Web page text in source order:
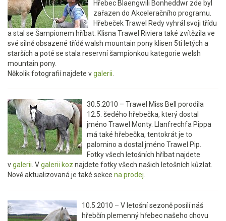
Hřebec Blaengwili Bonheddwr zde byl
zařazen do Akceleračního programu.
Hřebeček Trawel Redy vyhrál svoji třídu
a stal se Šampionem hříbat. Klisna Trawel Riviera také zvítězila ve
své silně obsazené třídě walsh mountain pony klisen 5ti letých a
starších a poté se stala reservní šampionkou kategorie welsh
mountain pony.
Několik fotografií najdete vgalerii
30.5.2010 – Trawel Miss Bell porodila
12.5. šedého hřebečka, který dostal
jméno Trawel Monty. Llanfrechfa Pippa
má také hřebečka, tentokrát je to
palomino a dostal jméno Trawel Pip.
Fotky všech letošních hříbat najdete
vgalerii . Vgalerii koz najdete fotky všech našich letošních kůzlat.
Nově aktualizovaná je také sekce na prodej.
10.5.2010 – V letošní sezoně posílí náš
hřebčín plemenný hřebec našeho chovu